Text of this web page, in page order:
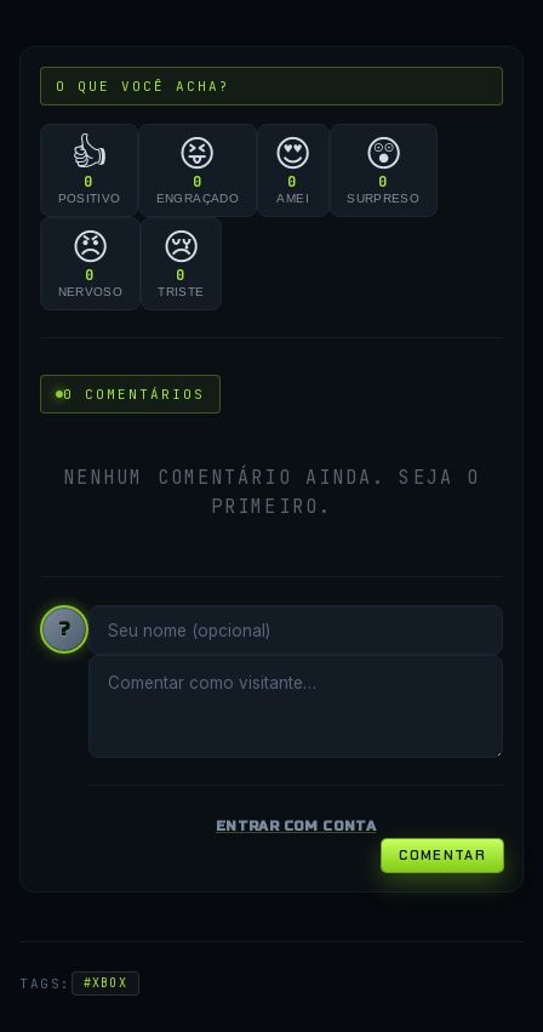
O QUE VOCÊ ACHA?
👍
0
POSITIVO
😝
0
ENGRAÇADO
😍
0
AMEI
😲
0
SURPRESO
😠
0
NERVOSO
😢
0
TRISTE
0 COMENTÁRIOS
NENHUM COMENTÁRIO AINDA. SEJA O
PRIMEIRO.
?
ENTRAR COM CONTA
COMENTAR
TAGS: #XBOX